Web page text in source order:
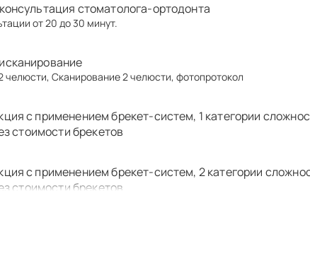
стоматолога-ортодонта
от 20 до 30 минут.
Сканирование 2 челюсти, фотопротокол
с применением брекет-систем, 1 категории
стоимости брекетов
с применением брекет-систем, 2 категории
стоимости брекетов